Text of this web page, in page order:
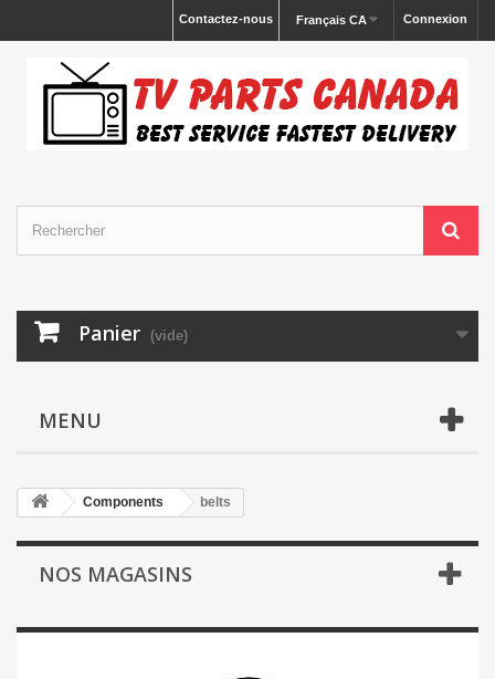
Connexion
Français CA
Contactez-nous
Panier (vide)
MENU
Components belts
NOS MAGASINS